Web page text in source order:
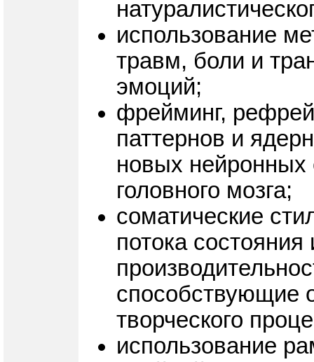
использование
травм, боли и
эмоций;
фрейминг,
паттернов и
новых нейронных
головного мозга;
соматические
потока
способствующие
творческого
использование